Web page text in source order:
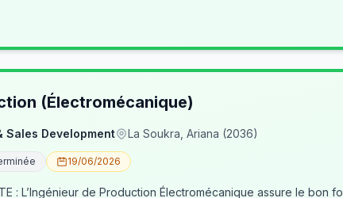
(Électromécanique)
Sales Development La Soukra, Ariana (2036)
19/06/2026
: L’Ingénieur de Production Électromécanique assure le